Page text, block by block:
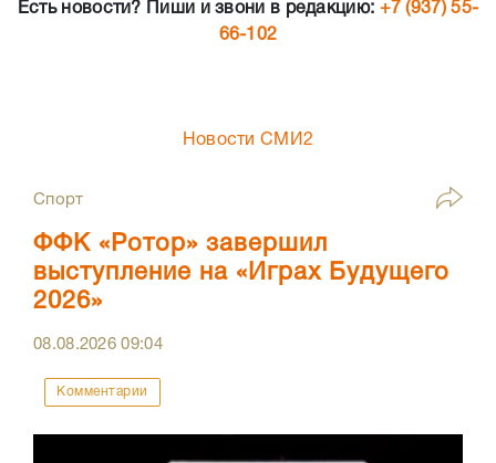
Есть новости? Пиши и звони в редакцию: +7 (937) 55-
66-102
Новости СМИ2
Спорт
ФФК «Ротор» завершил
выступление на «Играх Будущего
2026»
08.08.202609:04
Комментарии